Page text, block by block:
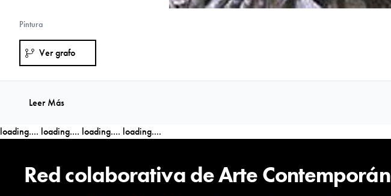
Pintura
Ver grafo
Leer Más
loading.... loading.... loading.... loading....
Red colaborativa de Arte